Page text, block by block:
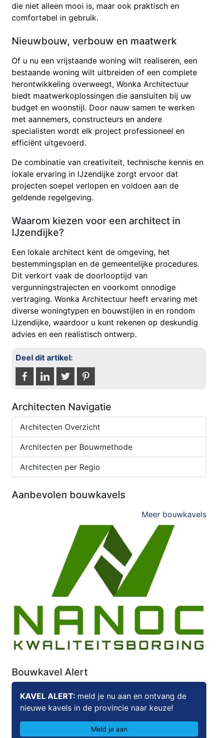
die niet alleen mooi is, maar ook praktisch en
comfortabel in gebruik.
Nieuwbouw, verbouw en maatwerk
Of u nu een vrijstaande woning wilt realiseren, een
bestaande woning wilt uitbreiden of een complete
herontwikkeling overweegt, Wonka Architectuur
biedt maatwerkoplossingen die aansluiten bij uw
budget en woonstijl. Door nauw samen te werken
met aannemers, constructeurs en andere
specialisten wordt elk project professioneel en
efficiënt uitgevoerd.
De combinatie van creativiteit, technische kennis en
lokale ervaring in IJzendijke zorgt ervoor dat
projecten soepel verlopen en voldoen aan de
geldende regelgeving.
Waarom kiezen voor een architect in
IJzendijke?
Een lokale architect kent de omgeving, het
bestemmingsplan en de gemeentelijke procedures.
Dit verkort vaak de doorlooptijd van
vergunningstrajecten en voorkomt onnodige
vertraging. Wonka Architectuur heeft ervaring met
diverse woningtypen en bouwstijlen in en rondom
IJzendijke, waardoor u kunt rekenen op deskundig
advies en een realistisch ontwerp.
Deel dit artikel:
Architecten Navigatie
Architecten Overzicht
Architecten per Bouwmethode
Architecten per Regio
Aanbevolen bouwkavels
Meer bouwkavels
Bouwkavel Alert
KAVEL ALERT: meld je nu aan en ontvang de
nieuwe kavels in de provincie naar keuze!
Meld je aan